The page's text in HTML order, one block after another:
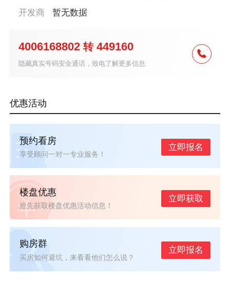
开发商
暂无数据
4006168802 转 449160
隐藏真实号码安全通话，致电了解更多信息
优惠活动
预约看房
享受顾问一对一专业服务！
立即报名
楼盘优惠
抢先获取楼盘优惠活动信息！
立即获取
购房群
买房如何避坑，来看看他们怎么说？
立即报名